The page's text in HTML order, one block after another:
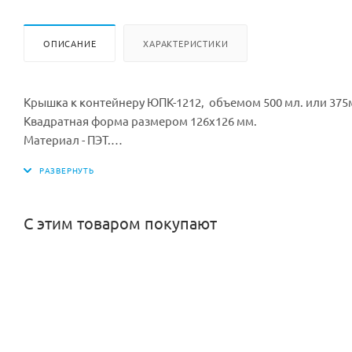
ОПИСАНИЕ ХАРАКТЕРИСТИКИ
Крышка к контейнеру ЮПК-1212, объемом 500 мл. или
Квадратная форма размером 126х126 мм.
Материал - ПЭТ.
Обращаем Ваше внимание: контейнер продается
Количество в коробке: 300/500 шт.
С этим товаром покупают